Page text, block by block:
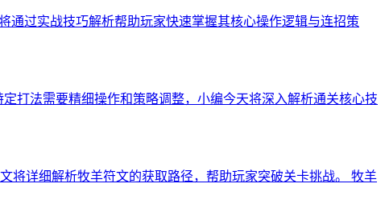
通过实战技巧解析帮助玩家快速掌握其核心操作逻辑与连招策
打法需要精细操作和策略调整，小编今天将深入解析通关核心技
将详细解析牧羊符文的获取路径，帮助玩家突破关卡挑战。 牧羊